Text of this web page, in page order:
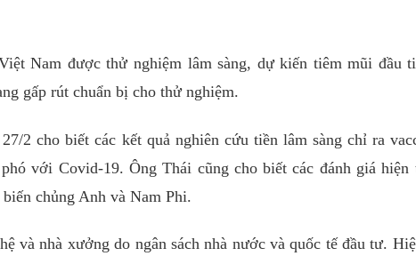
Nam được thử nghiệm lâm sàng, dự kiến tiêm mũi đầu
gấp rút chuẩn bị cho thử nghiệm.
2 cho biết các kết quả nghiên cứu tiền lâm sàng chỉ ra
với Covid-19. Ông Thái cũng cho biết các đánh giá hiện
chủng Anh và Nam Phi.
và nhà xưởng do ngân sách nhà nước và quốc tế đầu tư.